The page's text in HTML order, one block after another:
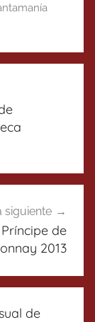
siguiente
de
2013
de